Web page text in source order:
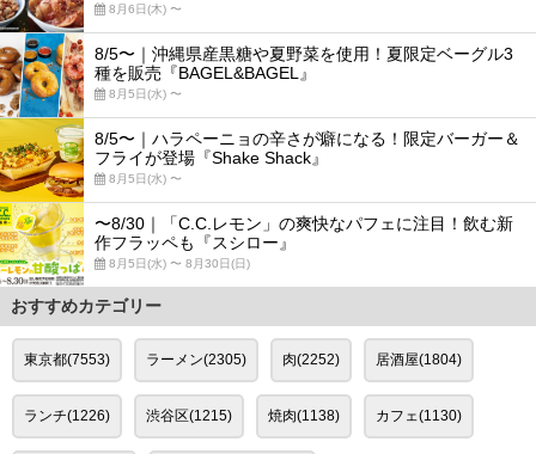
8月6日(木) 〜
8/5〜｜沖縄県産黒糖や夏野菜を使用！夏限定ベーグル3
種を販売『BAGEL&BAGEL』
8月5日(水) 〜
8/5〜｜ハラペーニョの辛さが癖になる！限定バーガー＆
フライが登場『Shake Shack』
8月5日(水) 〜
〜8/30｜「C.C.レモン」の爽快なパフェに注目！飲む新
作フラッペも『スシロー』
8月5日(水) 〜 8月30日(日)
おすすめカテゴリー
東京都(7553) ラーメン(2305) 肉(2252) 居酒屋(1804)
ランチ(1226) 渋谷区(1215) 焼肉(1138) カフェ(1130)